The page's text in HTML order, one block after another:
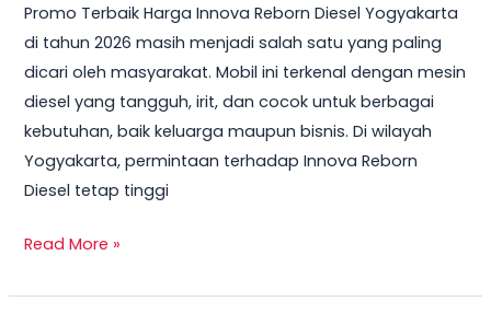
Promo Terbaik Harga Innova Reborn Diesel Yogyakarta
di tahun 2026 masih menjadi salah satu yang paling
dicari oleh masyarakat. Mobil ini terkenal dengan mesin
diesel yang tangguh, irit, dan cocok untuk berbagai
kebutuhan, baik keluarga maupun bisnis. Di wilayah
Yogyakarta, permintaan terhadap Innova Reborn
Diesel tetap tinggi
Read More »